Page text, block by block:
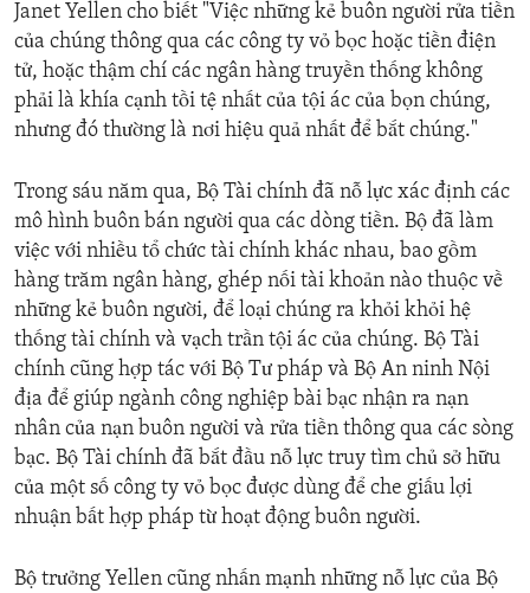
Janet Yellen cho biết "Việc những kẻ buôn người rửa tiền
của chúng thông qua các công ty vỏ bọc hoặc tiền điện
tử, hoặc thậm chí các ngân hàng truyền thống không
phải là khía cạnh tồi tệ nhất của tội ác của bọn chúng,
nhưng đó thường là nơi hiệu quả nhất để bắt chúng."
Trong sáu năm qua, Bộ Tài chính đã nỗ lực xác định các
mô hình buôn bán người qua các dòng tiền. Bộ đã làm
việc với nhiều tổ chức tài chính khác nhau, bao gồm
hàng trăm ngân hàng, ghép nối tài khoản nào thuộc về
những kẻ buôn người, để loại chúng ra khỏi khỏi hệ
thống tài chính và vạch trần tội ác của chúng. Bộ Tài
chính cũng hợp tác với Bộ Tư pháp và Bộ An ninh Nội
địa để giúp ngành công nghiệp bài bạc nhận ra nạn
nhân của nạn buôn người và rửa tiền thông qua các sòng
bạc. Bộ Tài chính đã bắt đầu nỗ lực truy tìm chủ sở hữu
của một số công ty vỏ bọc được dùng để che giấu lợi
nhuận bất hợp pháp từ hoạt động buôn người.
Bộ trưởng Yellen cũng nhấn mạnh những nỗ lực của Bộ